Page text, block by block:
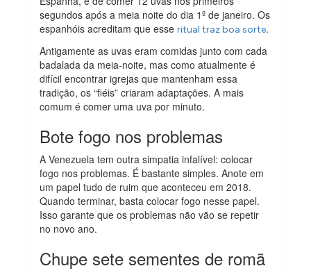
segundos após a meia noite do dia 1º de janeiro. Os
espanhóis acreditam que esseritual traz boa sorte.
Antigamente as uvas eram comidas junto com cada
badalada da meia-noite, mas como atualmente é
difícil encontrar igrejas que mantenham essa
tradição, os “fiéis” criaram adaptações. A mais
comum é comer uma uva por minuto.
Bote fogo nos problemas
A Venezuela tem outra simpatia infalível: colocar
fogo nos problemas. É bastante simples. Anote em
um papel tudo de ruim que aconteceu em 2018.
Quando terminar, basta colocar fogo nesse papel.
Isso garante que os problemas não vão se repetir
no novo ano.
Chupe sete sementes de romã